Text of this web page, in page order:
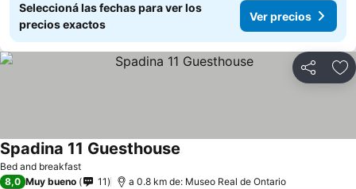
Seleccioná las fechas para ver los
precios exactos
Ver precios
Compartir
Bed and breakfast
Spadina 11 Guesthouse
8,0 Muy bueno 11 a 0.8 km de: Museo Real de Ontario